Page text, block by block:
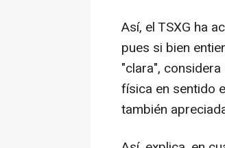
Así, el TSXG ha
pues si bien
"clara",
física en sentido
también